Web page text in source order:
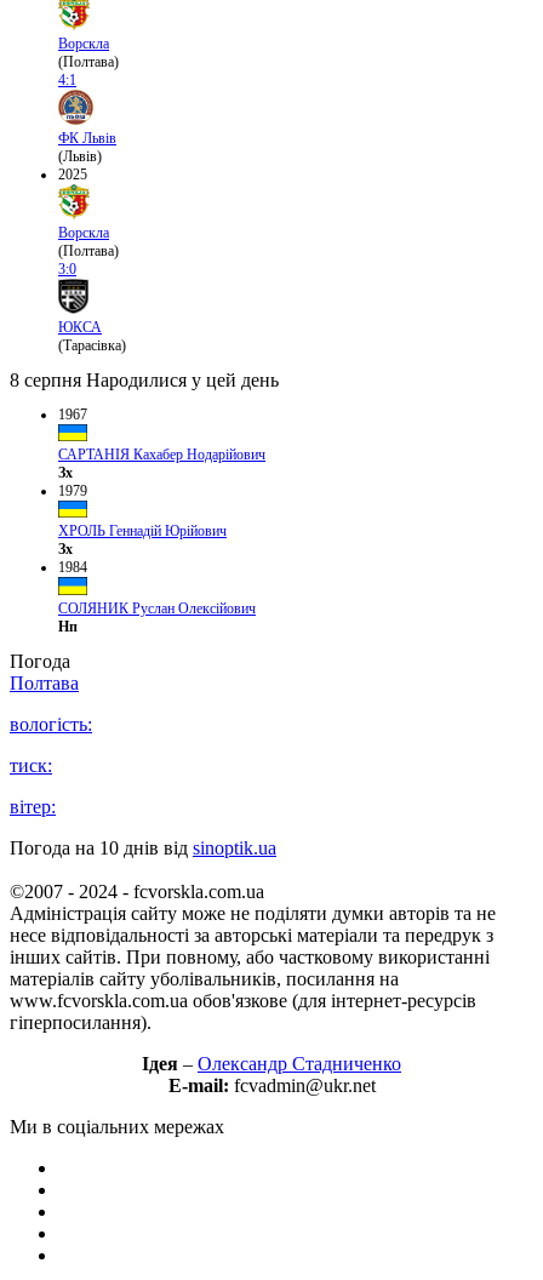
Ворскла
(Полтава)
4:1
ФК Львів
(Львів)
2025
Ворскла
(Полтава)
3:0
ЮКСА
(Тарасівка)
8 серпня Народилися у цей день
1967
САРТАНІЯ Кахабер Нодарійович
Зх
1979
ХРОЛЬ Геннадій Юрійович
Зх
1984
СОЛЯНИК Руслан Олексійович
Нп
Погода
Полтава
вологість:
тиск:
вітер:
Погода на 10 днів від sinoptik.ua
©2007 - 2024 - fcvorskla.com.ua
Адміністрація сайту може не поділяти думки авторів та не
несе відповідальності за авторські матеріали та передрук з
інших сайтів. При повному, або частковому використанні
матеріалів сайту уболівальників, посилання на
www.fcvorskla.com.ua обов'язкове (для інтернет-ресурсів
гіперпосилання).
Ідея – Олександр Стадниченко
E-mail: fcvadmin@ukr.net
Ми в соціальних мережах